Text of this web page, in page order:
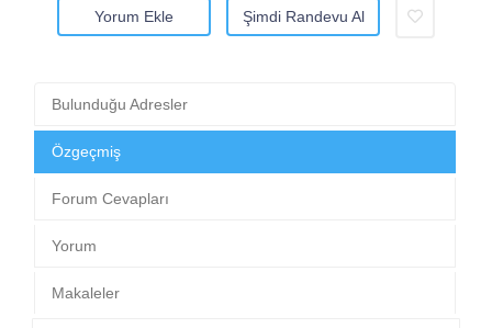
Yorum Ekle Şimdi Randevu Al
Bulunduğu Adresler
Özgeçmiş
Forum Cevapları
Yorum
Makaleler